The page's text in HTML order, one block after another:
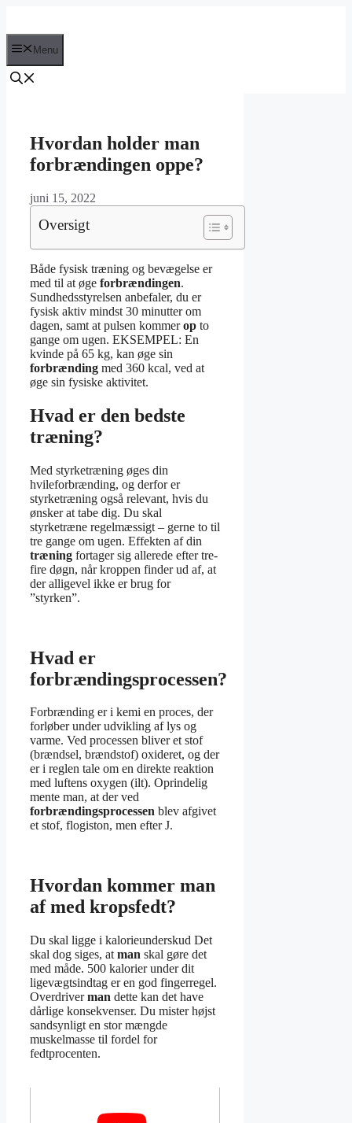
Menu
Hvordan holder man
forbrændingen oppe?
juni 15, 2022
Oversigt
Både fysisk træning og bevægelse er
med til at øge forbrændingen.
Sundhedsstyrelsen anbefaler, du er
fysisk aktiv mindst 30 minutter om
dagen, samt at pulsen kommerop to
gange om ugen. EKSEMPEL: En
kvinde på 65 kg, kan øge sin
forbrænding med 360 kcal, ved at
øge sin fysiske aktivitet.
Hvad er den bedste
træning?
Med styrketræning øges din
hvileforbrænding, og derfor er
styrketræning også relevant, hvis du
ønsker at tabe dig. Du skal
styrketræne regelmæssigt – gerne to til
tre gange om ugen. Effekten af din
træning fortager sig allerede efter tre-
fire døgn, når kroppen finder ud af, at
der alligevel ikke er brug for
”styrken”.
Hvad er
forbrændingsprocessen?
Forbrænding er i kemi en proces, der
forløber under udvikling af lys og
varme. Ved processen bliver et stof
(brændsel, brændstof) oxideret, og der
er i reglen tale om en direkte reaktion
med luftens oxygen (ilt). Oprindelig
mente man, at der ved
forbrændingsprocessen blev afgivet
et stof, flogiston, men efter J.
Hvordan kommer man
af med kropsfedt?
Du skal ligge i kalorieunderskud Det
skal dog siges, at man skal gøre det
med måde. 500 kalorier under dit
ligevægtsindtag er en god fingerregel.
Overdriverman dette kan det have
dårlige konsekvenser. Du mister højst
sandsynligt en stor mængde
muskelmasse til fordel for
fedtprocenten.